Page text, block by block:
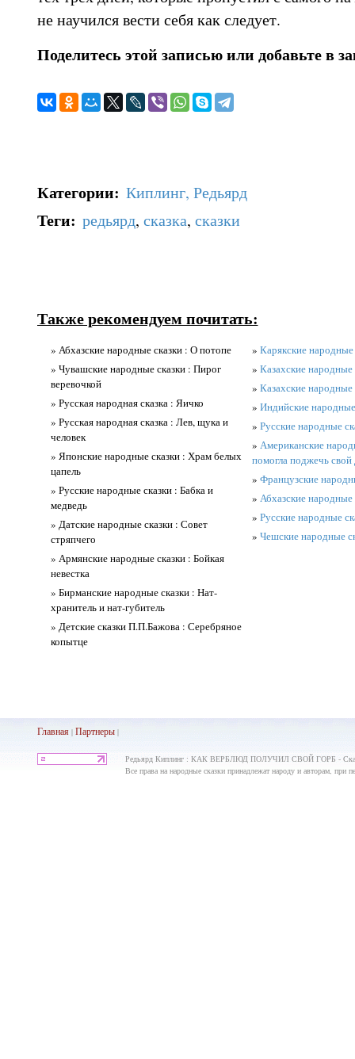
не научился вести себя как следует.
Поделитесь этой записью или добавьте в
Категории: Киплинг, Редьярд
Теги: редьярд, сказка, сказки
Также рекомендуем почитать:
» Абхазские народные сказки : О потопе
» Чувашские народные сказки : Пирог
веревочкой
» Русская народная сказка : Яичко
» Русская народная сказка : Лев, щука и
человек
» Японские народные сказки : Храм белых
цапель
» Русские народные сказки : Бабка и
медведь
» Датские народные сказки : Совет
стряпчего
» Армянские народные сказки : Бойкая
невестка
» Бирманские народные сказки : Нат-
хранитель и нат-губитель
» Детские сказки П.П.Бажова : Серебряное
копытце
» Карякские
» Казахские народные
» Казахские
» Индийские
» Русские народные
» Американские
помогла поджечь
» Французские
» Абхазские
» Русские народные
» Чешские народные
Главная| Партнеры|
Редьярд Киплинг : КАК ВЕРБЛЮД ПОЛУЧИЛ СВОЙ ГОРБ -
Все права на народные сказки принадлежат народу и авторам, при